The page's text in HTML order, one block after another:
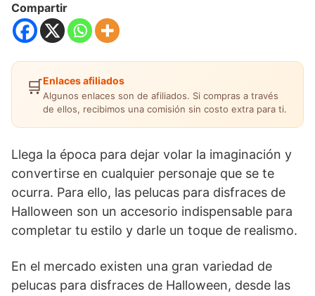
Compartir
🛒Enlaces afiliados
Algunos enlaces son de afiliados. Si compras a través
de ellos, recibimos una comisión sin costo extra para ti.
Llega la época para dejar volar la imaginación y
convertirse en cualquier personaje que se te
ocurra. Para ello, las pelucas para disfraces de
Halloween son un accesorio indispensable para
completar tu estilo y darle un toque de realismo.
En el mercado existen una gran variedad de
pelucas para disfraces de Halloween, desde las